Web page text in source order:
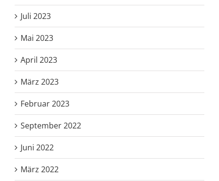
Juli 2023
Mai 2023
April 2023
März 2023
Februar 2023
September 2022
Juni 2022
März 2022